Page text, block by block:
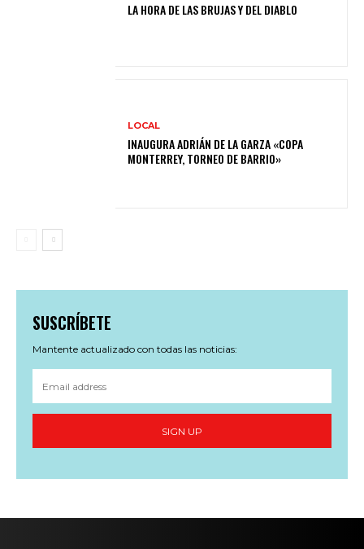
LA HORA DE LAS BRUJAS Y DEL DIABLO
LOCAL
INAUGURA ADRIÁN DE LA GARZA «COPA
MONTERREY, TORNEO DE BARRIO»
SUSCRÍBETE
Mantente actualizado con todas las noticias:
SIGN UP